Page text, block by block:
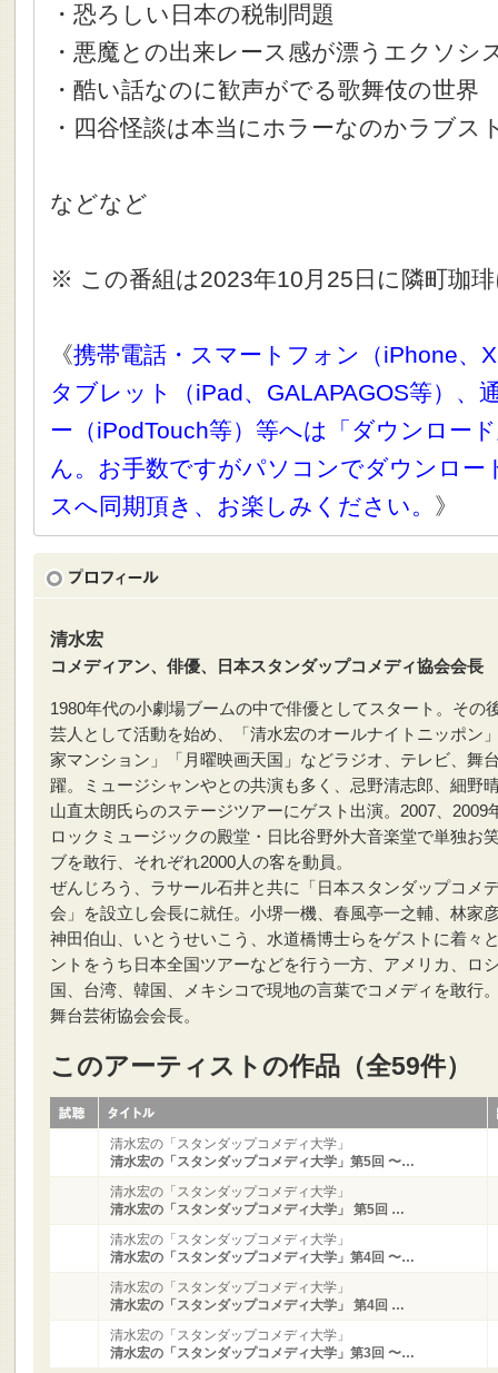
・恐ろしい日本の税制問題
・悪魔との出来レース感が漂うエクソシ
・酷い話なのに歓声がでる歌舞伎の世界
・四谷怪談は本当にホラーなのかラブス
などなど
※ この番組は2023年10月25日に隣町珈
《携帯電話・スマートフォン（iPhone、
タブレット（iPad、GALAPAGOS等）、
ー（iPodTouch等）等へは「ダウンロー
ん。お手数ですがパソコンでダウンロー
スへ同期頂き、お楽しみください。 》
清水宏
コメディアン、俳優、日本スタンダップコメディ協会会長
1980年代の小劇場ブームの中で俳優としてスタート。その
芸人として活動を始め、「清水宏のオールナイトニッポン
家マンション」「月曜映画天国」などラジオ、テレビ、舞
躍。ミュージシャンやとの共演も多く、忌野清志郎、細野
山直太朗氏らのステージツアーにゲスト出演。2007、2009
ロックミュージックの殿堂・日比谷野外大音楽堂で単独お
ブを敢行、それぞれ2000人の客を動員。
ぜんじろう、ラサール石井と共に「日本スタンダップコメ
会」を設立し会長に就任。小堺一機、春風亭一之輔、林家
神田伯山、いとうせいこう、水道橋博士らをゲストに着々
ントをうち日本全国ツアーなどを行う一方、アメリカ、ロ
国、台湾、韓国、メキシコで現地の言葉でコメディを敢行
舞台芸術協会会長。
このアーティストの作品（全59件）
清水宏の「スタンダップコメディ大学」
清水宏の「スタンダップコメディ大学」第5回 〜…
清水宏の「スタンダップコメディ大学」
清水宏の「スタンダップコメディ大学」 第5回 …
清水宏の「スタンダップコメディ大学」
清水宏の「スタンダップコメディ大学」第4回 〜…
清水宏の「スタンダップコメディ大学」
清水宏の「スタンダップコメディ大学」 第4回 …
清水宏の「スタンダップコメディ大学」
清水宏の「スタンダップコメディ大学」第3回 〜…